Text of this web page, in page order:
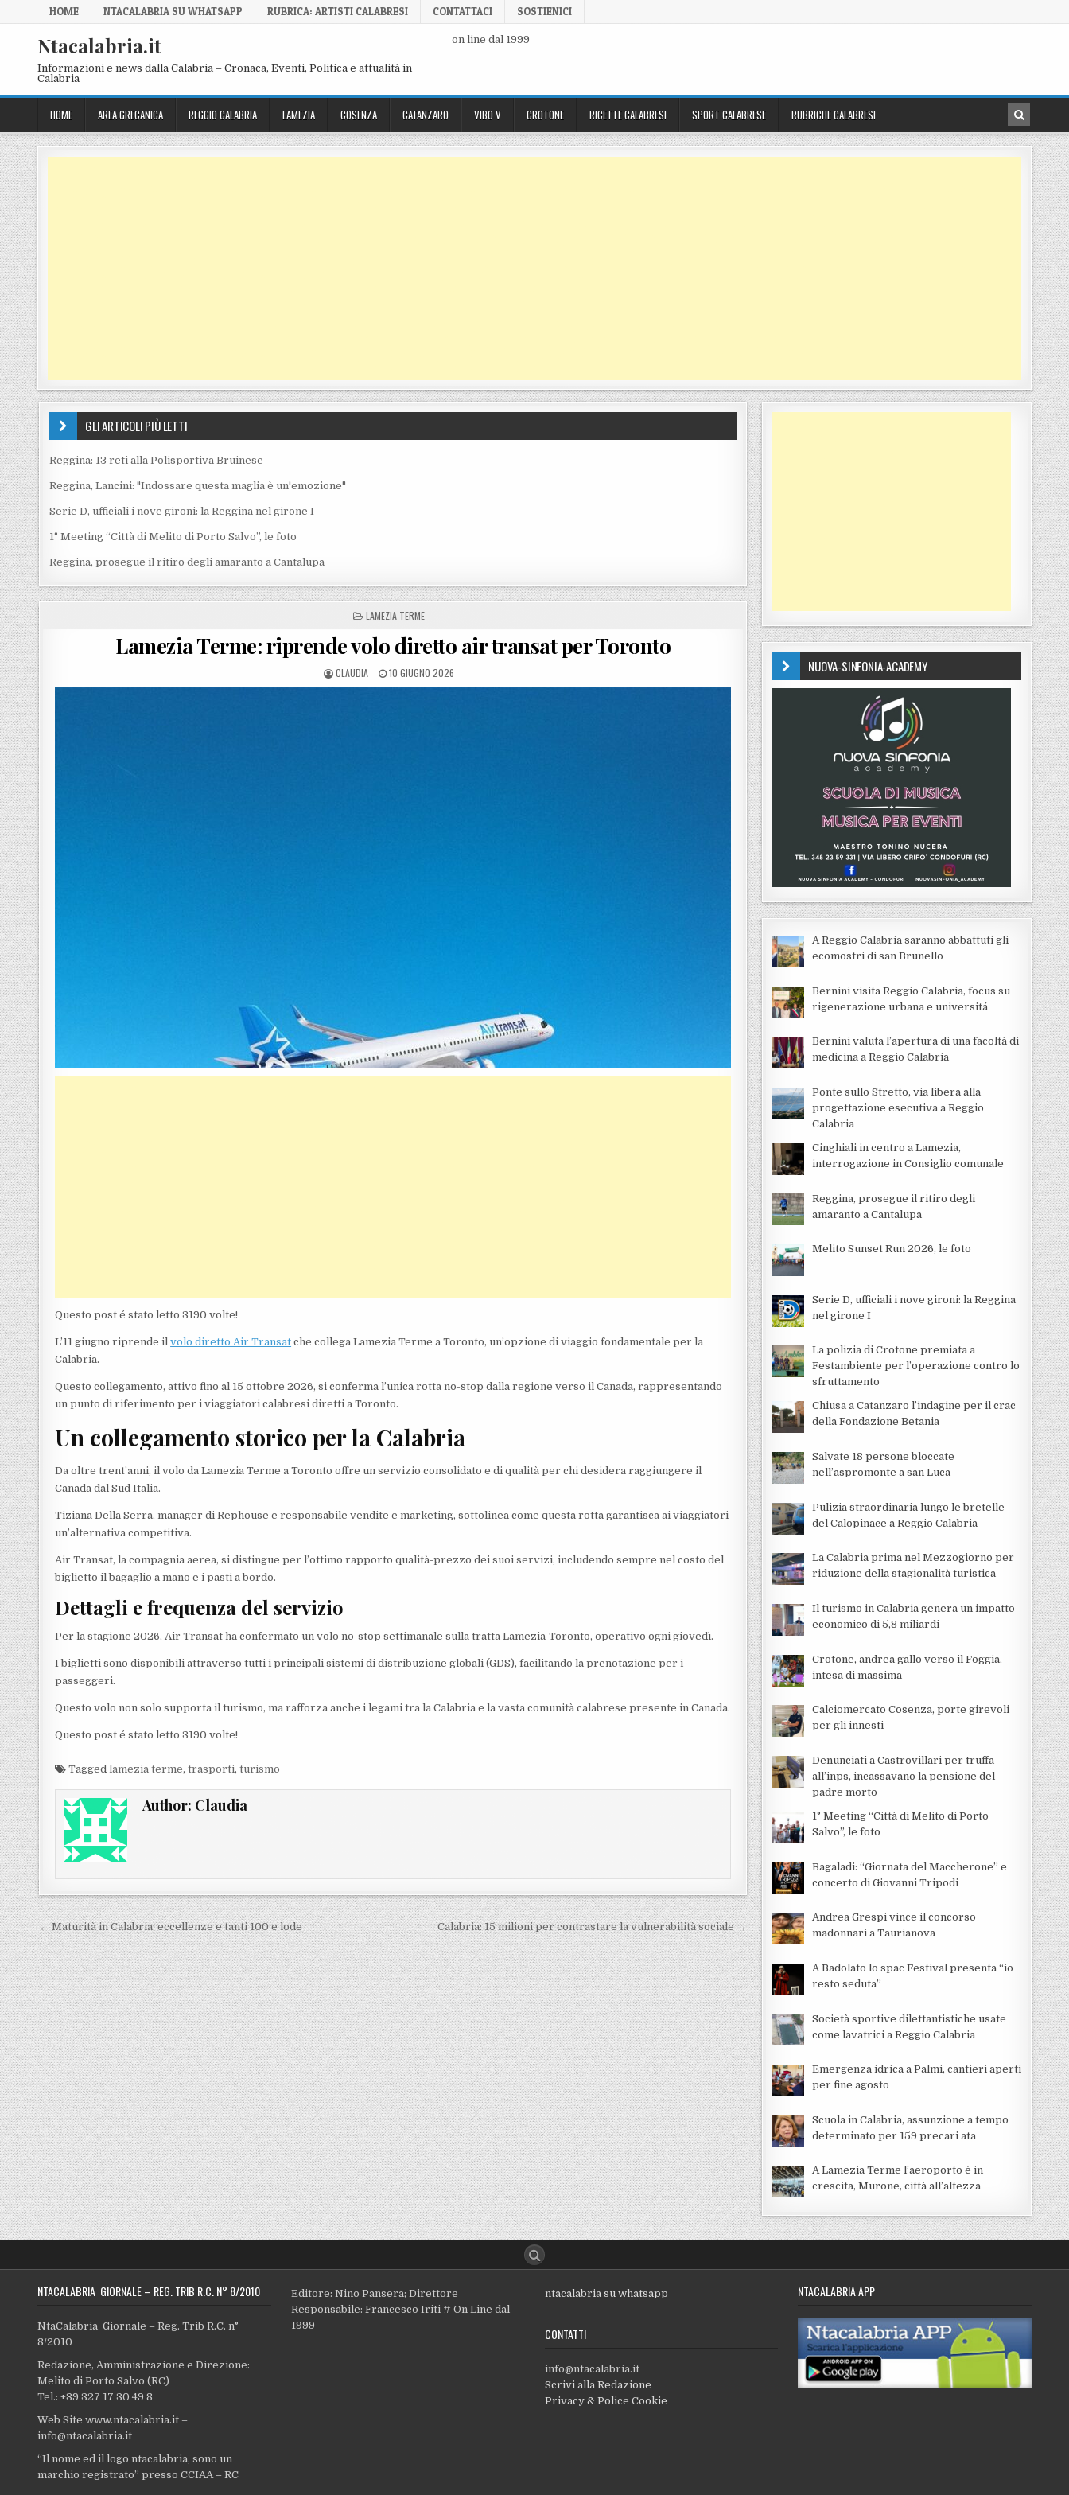
Skip to content
HOME NTACALABRIA SU WHATSAPP RUBRICA: ARTISTI CALABRESI CONTATTACI SOSTIENICI
Ntacalabria.it
Informazioni e news dalla Calabria – Cronaca, Eventi, Politica e attualità in
Calabria
on line dal 1999
HOME AREA GRECANICA REGGIO CALABRIA LAMEZIA COSENZA CATANZARO VIBO V CROTONE RICETTE CALABRESI SPORT CALABRESE RUBRICHE CALABRESI
GLI ARTICOLI PIÙ LETTI
Reggina: 13 reti alla Polisportiva Bruinese
Reggina, Lancini: "Indossare questa maglia è un'emozione"
Serie D, ufficiali i nove gironi: la Reggina nel girone I
1° Meeting “Città di Melito di Porto Salvo”, le foto
Reggina, prosegue il ritiro degli amaranto a Cantalupa
POSTED IN
LAMEZIA TERME
Lamezia Terme: riprende volo diretto air transat per Toronto
POSTED BY
CLAUDIA POSTED ON
10 GIUGNO 2026
Questo post é stato letto 3190 volte!
L’11 giugno riprende ilvolo diretto Air Transat che collega Lamezia Terme a Toronto, un’opzione di viaggio fondamentale per la
Calabria.
Questo collegamento, attivo fino al 15 ottobre 2026, si conferma l’unica rotta no-stop dalla regione verso il Canada, rappresentando
un punto di riferimento per i viaggiatori calabresi diretti a Toronto.
Un collegamento storico per la Calabria
Da oltre trent’anni, il volo da Lamezia Terme a Toronto offre un servizio consolidato e di qualità per chi desidera raggiungere il
Canada dal Sud Italia.
Tiziana Della Serra, manager di Rephouse e responsabile vendite e marketing, sottolinea come questa rotta garantisca ai viaggiatori
un’alternativa competitiva.
Air Transat, la compagnia aerea, si distingue per l’ottimo rapporto qualità-prezzo dei suoi servizi, includendo sempre nel costo del
biglietto il bagaglio a mano e i pasti a bordo.
Dettagli e frequenza del servizio
Per la stagione 2026, Air Transat ha confermato un volo no-stop settimanale sulla tratta Lamezia-Toronto, operativo ogni giovedì.
I biglietti sono disponibili attraverso tutti i principali sistemi di distribuzione globali (GDS), facilitando la prenotazione per i
passeggeri.
Questo volo non solo supporta il turismo, ma rafforza anche i legami tra la Calabria e la vasta comunità calabrese presente in Canada.
Questo post é stato letto 3190 volte!
Tagged lamezia terme,trasporti,turismo
Author: Claudia
Navigazione articoli
← Maturità in Calabria: eccellenze e tanti 100 e lode Calabria: 15 milioni per contrastare la vulnerabilità sociale →
NUOVA-SINFONIA-ACADEMY
A Reggio Calabria saranno abbattuti gli
ecomostri di san Brunello
Bernini visita Reggio Calabria, focus su
rigenerazione urbana e universitá
Bernini valuta l’apertura di una facoltà di
medicina a Reggio Calabria
Ponte sullo Stretto, via libera alla
progettazione esecutiva a Reggio
Calabria
Cinghiali in centro a Lamezia,
interrogazione in Consiglio comunale
Reggina, prosegue il ritiro degli
amaranto a Cantalupa
Melito Sunset Run 2026, le foto
Serie D, ufficiali i nove gironi: la Reggina
nel girone I
La polizia di Crotone premiata a
Festambiente per l’operazione contro lo
sfruttamento
Chiusa a Catanzaro l’indagine per il crac
della Fondazione Betania
Salvate 18 persone bloccate
nell’aspromonte a san Luca
Pulizia straordinaria lungo le bretelle
del Calopinace a Reggio Calabria
La Calabria prima nel Mezzogiorno per
riduzione della stagionalità turistica
Il turismo in Calabria genera un impatto
economico di 5,8 miliardi
Crotone, andrea gallo verso il Foggia,
intesa di massima
Calciomercato Cosenza, porte girevoli
per gli innesti
Denunciati a Castrovillari per truffa
all’inps, incassavano la pensione del
padre morto
1° Meeting “Città di Melito di Porto
Salvo”, le foto
Bagaladi: “Giornata del Maccherone” e
concerto di Giovanni Tripodi
Andrea Grespi vince il concorso
madonnari a Taurianova
A Badolato lo spac Festival presenta “io
resto seduta”
Società sportive dilettantistiche usate
come lavatrici a Reggio Calabria
Emergenza idrica a Palmi, cantieri aperti
per fine agosto
Scuola in Calabria, assunzione a tempo
determinato per 159 precari ata
A Lamezia Terme l’aeroporto è in
crescita, Murone, città all’altezza
NTACALABRIA GIORNALE – REG. TRIB R.C. N° 8/2010
NtaCalabria Giornale – Reg. Trib R.C. n°
8/2010
Redazione, Amministrazione e Direzione:
Melito di Porto Salvo (RC)
Tel.: +39 327 17 30 49 8
Web Site www.ntacalabria.it –
info@ntacalabria.it
“Il nome ed il logo ntacalabria, sono un
marchio registrato” presso CCIAA – RC
Editore: Nino Pansera; Direttore
Responsabile: Francesco Iriti # On Line dal
1999
ntacalabria su whatsapp
CONTATTI
info@ntacalabria.it
Scrivi alla Redazione
Privacy & Police Cookie
NTACALABRIA APP